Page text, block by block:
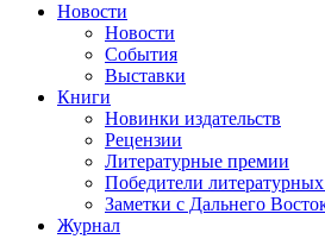
Новости
Новости
События
Выставки
Книги
Новинки издательств
Рецензии
Литературные премии
Победители
Заметки с Дальнего
Журнал